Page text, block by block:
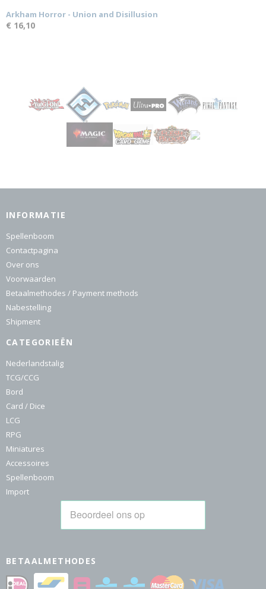
Arkham Horror - Union and Disillusion
€ 16,10
INFORMATIE
Spellenboom
Contactpagina
Over ons
Voorwaarden
Betaalmethodes / Payment methods
Nabestelling
Shipment
CATEGORIEËN
Nederlandstalig
TCG/CCG
Bord
Card / Dice
LCG
RPG
Miniatures
Accessoires
Spellenboom
Import
BETAALMETHODES